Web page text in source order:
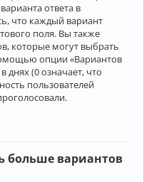
ответа в
что каждый вариант
поля. Вы также
которые могут выбрать
опции «Вариантов
днях (0 означает, что
пользователей
больше вариантов